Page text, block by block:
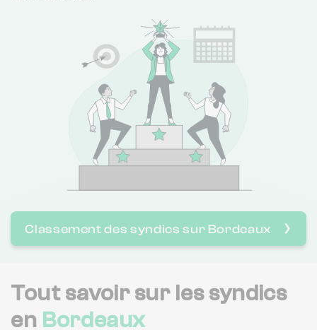
Oralia Lapierre Des Deux Rives
Cabinet Liquard Syndic
Immobilier Pierres Bordelaises
Classement des syndics sur Bordeaux ❯
Tout savoir sur les syndics
en Bordeaux